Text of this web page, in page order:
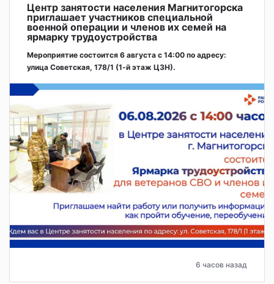
Центр занятости населения Магнитогорска
приглашает участников специальной
военной операции и членов их семей на
ярмарку трудоустройства
Мероприятие состоится 6 августа с 14:00 по адресу:
улица Советская, 178/1 (1‑й этаж ЦЗН).
6 часов назад